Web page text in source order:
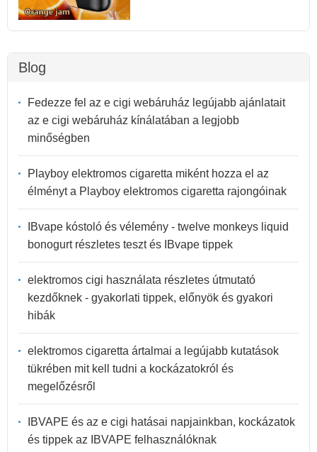
Blog
Fedezze fel az e cigi webáruház legújabb ajánlatait
az e cigi webáruház kínálatában a legjobb
minőségben
Playboy elektromos cigaretta miként hozza el az
élményt a Playboy elektromos cigaretta rajongóinak
IBvape kóstoló és vélemény - twelve monkeys liquid
bonogurt részletes teszt és IBvape tippek
elektromos cigi használata részletes útmutató
kezdőknek - gyakorlati tippek, előnyök és gyakori
hibák
elektromos cigaretta ártalmai a legújabb kutatások
tükrében mit kell tudni a kockázatokról és
megelőzésről
IBVAPE és az e cigi hatásai napjainkban, kockázatok
és tippek az IBVAPE felhasználóknak